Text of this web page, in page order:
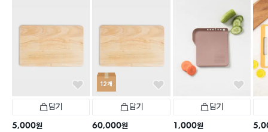
담기
5,000원
12개
담기
60,000원
담기
1,000원